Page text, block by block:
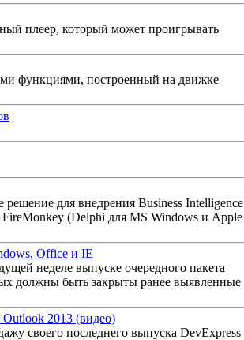
плеер, который может проигрывать
функциями, построенный на движке
решение для внедрения Business Intelligence
FireMonkey (Delphi для MS Windows и Apple
Office и IE
неделе выпуске очередного пакета
должны быть закрыты ранее выявленные
Outlook 2013 (видео)
своего последнего выпуска DevExpress